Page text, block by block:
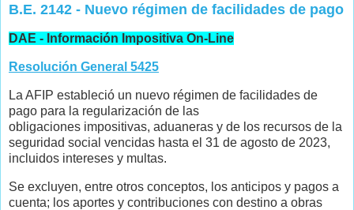
B.E. 2142 - Nuevo régimen de facilidades de pago
DAE - Información Impositiva On-Line
Resolución General 5425
La AFIP estableció un nuevo régimen de facilidades de
pago para la regularización de las
obligaciones impositivas, aduaneras y de los recursos de la
seguridad social vencidas hasta el 31 de agosto de 2023,
incluidos intereses y multas.
Se excluyen, entre otros conceptos, los anticipos y pagos a
cuenta; los aportes y contribuciones con destino a obras